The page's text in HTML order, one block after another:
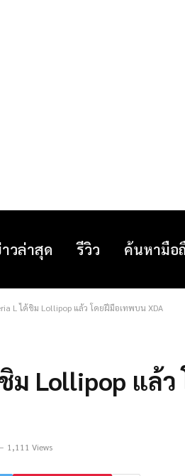
วล่าสุด รีวิว ค้นหามือ
L ได้ชิม Lollipop แล้ว โดยฝีมือเทพบน XDA
ม Lollipop แล้
1,111 Views